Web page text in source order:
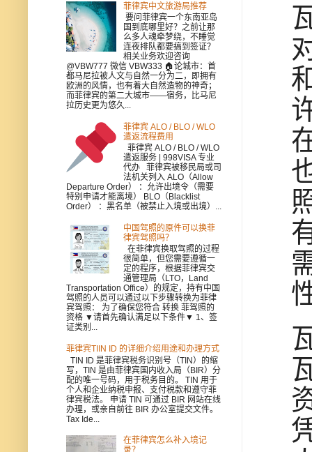
菲律宾中文旅游局推荐
要问菲律宾一个东南亚岛
国到底哪里好？之前让那
么多人魂牵梦绕，不睡觉
连夜排队都要搞到签证？
相关业务欢迎咨询
@VBW777 微信 VBW333 🏠论城市：首
都马尼拉被人文与自然一分为二，即拥有
欧洲的风情，也有着大自然造物的神奇；
而菲律宾的第二大城市——宿务，比马尼
拉历史更为悠久...
菲律宾 ALO / BLO / WLO
遣返流程费用
菲律宾 ALO / BLO / WLO
遣返服务 | 998VISA 专业
代办 菲律宾被移民局或司
法机关列入 ALO（Allow
Departure Order） ：允许出境令（需要
特别申请才能离境） BLO（Blacklist
Order） ：黑名单（被禁止入境或出境）...
中国驾照的原件可以换菲
律宾驾照吗？
在菲律宾换取驾照的过程
很简单，但您需要遵循一
定的程序，根据菲律宾交
通管理局（LTO，Land
Transportation Office）的规定，持有中国
驾照的人员可以通过以下步骤转换为菲律
宾驾照： 为了确保您符合 转换 菲驾照的
资格 ▼请首先确认满足以下条件▼ 1、签
证类别...
菲律宾TIIN ID 的详细介绍用途和办理方式
TIN ID 是菲律宾税务识别号（TIN）的缩
写，TIN 是由菲律宾国内收入局（BIR）分
配的唯一号码，用于税务目的。 TIN 用于
个人和企业纳税申报、支付税款和遵守菲
律宾税法。 申请 TIN 可通过 BIR 网站在线
办理，或亲自前往 BIR 办公室提交文件。
Tax Ide...
在菲律宾怎么补入境记